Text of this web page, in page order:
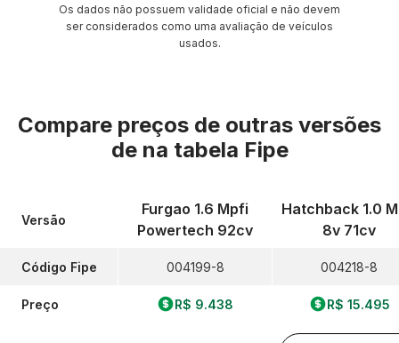
Os dados não possuem validade oficial e não devem
ser considerados como uma avaliação de veículos
usados.
Compare preços de outras versões
de na tabela Fipe
Versão
Código Fipe
Preço
Furgao 1.6 Mpfi
Powertech 92cv
004199-8
R$ 9.438
Hatchback 1.0
8v 71cv
004218-8
R$ 15.495